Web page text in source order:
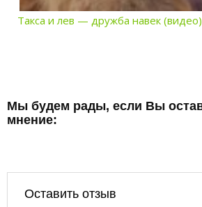
Такса и лев — дружба навек (видео)
Мы будем рады, если Вы
мнение:
Оставить отзыв